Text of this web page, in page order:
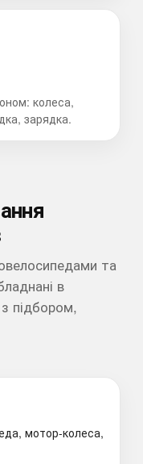
колеса,
зарядка.
та
в
підбором,
мотор-колеса,